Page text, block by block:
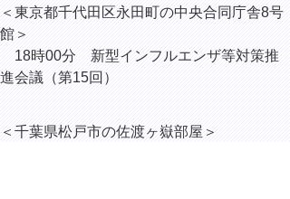
＜東京都千代田区永田町の中央合同庁舎8号
館＞
18時00分 新型インフルエンザ等対策推
進会議（第15回）
＜千葉県松戸市の佐渡ヶ嶽部屋＞